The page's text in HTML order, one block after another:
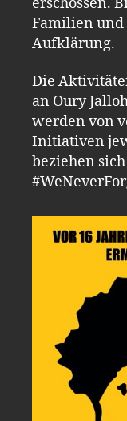
Familien
Aufklärung.
Die
an Oury
werden von
Initiativen
beziehen